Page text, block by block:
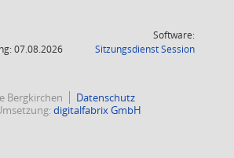
07.08.2026
Software:
SitzungsdienstSession(Wird in
Bergkirchen
Datenschutz
digitalfabrix GmbH